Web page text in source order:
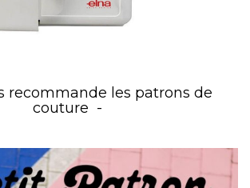
recommande les patrons de
couture